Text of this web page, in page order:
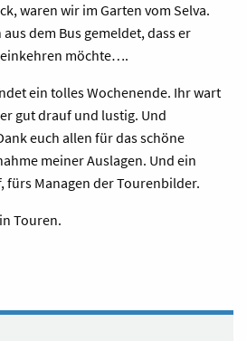
waren wir im Garten vom Selva.
dem Bus gemeldet, dass er
möchte….
ein tolles Wochenende. Ihr wart
gut drauf und lustig. Und
euch allen für das schöne
meiner Auslagen. Und ein
fürs Managen der Tourenbilder.
Touren.